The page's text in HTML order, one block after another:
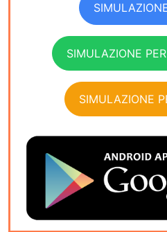
SIMULAZIONE
SIMULAZIONE